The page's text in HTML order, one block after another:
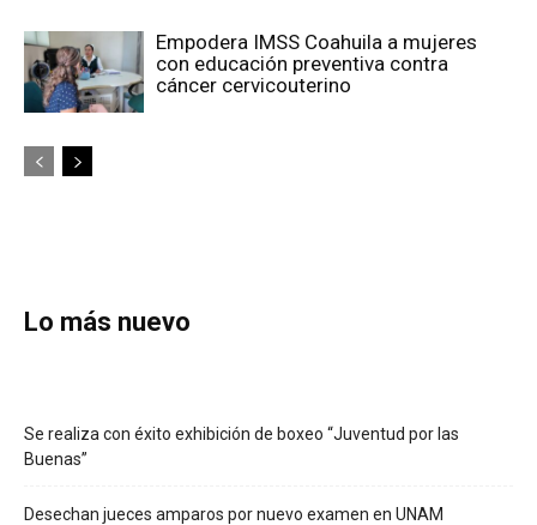
Empodera IMSS Coahuila a mujeres
con educación preventiva contra
cáncer cervicouterino
Lo más nuevo
Se realiza con éxito exhibición de boxeo “Juventud por las
Buenas”
Desechan jueces amparos por nuevo examen en UNAM